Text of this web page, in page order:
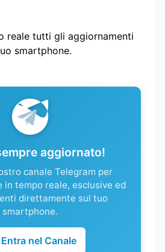
reale tutti gli aggiornamenti
smartphone.
aggiornato!
canale Telegram per
in tempo reale, esclusive ed
direttamente sul tuo
smartphone.
Entra nel Canale